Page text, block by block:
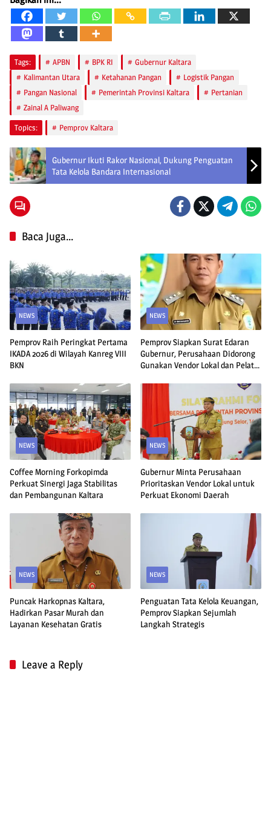
Tags: APBN BPK RI
Gubernur Kaltara
Kalimantan Utara
Ketahanan Pangan
Logistik Pangan
Pangan Nasional
Pemerintah Provinsi Kaltara
Pertanian
Zainal A Paliwang
Topics: Pemprov Kaltara
Gubernur Ikuti Rakor Nasional, Dukung Penguatan
Tata Kelola Bandara Internasional
Baca Juga...
NEWS
Pemprov Raih Peringkat Pertama
IKADA 2026 di Wilayah Kanreg VIII
BKN
NEWS
Pemprov Siapkan Surat Edaran
Gubernur, Perusahaan Didorong
Gunakan Vendor Lokal dan Pelat
NEWS
Coffee Morning Forkopimda
Perkuat Sinergi Jaga Stabilitas
dan Pembangunan Kaltara
NEWS
Gubernur Minta Perusahaan
Prioritaskan Vendor Lokal untuk
Perkuat Ekonomi Daerah
NEWS
Puncak Harkopnas Kaltara,
Hadirkan Pasar Murah dan
Layanan Kesehatan Gratis
NEWS
Penguatan Tata Kelola Keuangan,
Pemprov Siapkan Sejumlah
Langkah Strategis
Leave a Reply